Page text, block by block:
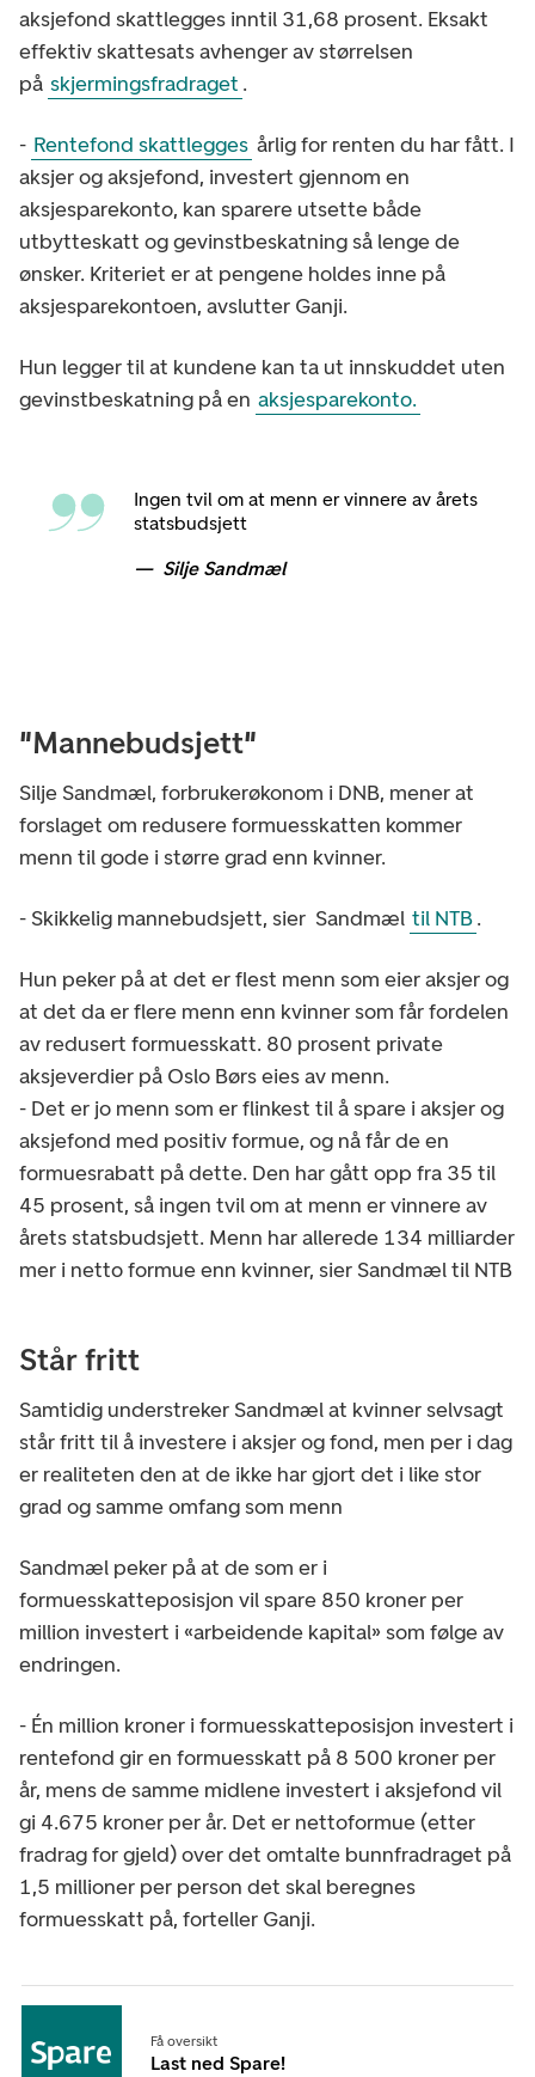
aksjefond skattlegges inntil 31,68 prosent. Eksakt
effektiv skattesats avhenger av størrelsen
på skjermingsfradraget .
- Rentefond skattlegges årlig for renten du har fått. I
aksjer og aksjefond, investert gjennom en
aksjesparekonto, kan sparere utsette både
utbytteskatt og gevinstbeskatning så lenge de
ønsker. Kriteriet er at pengene holdes inne på
aksjesparekontoen, avslutter Ganji.
Hun legger til at kundene kan ta ut innskuddet uten
gevinstbeskatning på en aksjesparekonto.
Ingen tvil om at menn er vinnere av årets
statsbudsjett
Silje Sandmæl
"Mannebudsjett"
Silje Sandmæl, forbrukerøkonom i DNB, mener at
forslaget om redusere formuesskatten kommer
menn til gode i større grad enn kvinner.
- Skikkelig mannebudsjett, sier Sandmæl til NTB.
Hun peker på at det er flest menn som eier aksjer og
at det da er flere menn enn kvinner som får fordelen
av redusert formuesskatt. 80 prosent private
aksjeverdier på Oslo Børs eies av menn.
- Det er jo menn som er flinkest til å spare i aksjer og
aksjefond med positiv formue, og nå får de en
formuesrabatt på dette. Den har gått opp fra 35 til
45 prosent, så ingen tvil om at menn er vinnere av
årets statsbudsjett. Menn har allerede 134 milliarder
mer i netto formue enn kvinner, sier Sandmæl til NTB
Står fritt
Samtidig understreker Sandmæl at kvinner selvsagt
står fritt til å investere i aksjer og fond, men per i dag
er realiteten den at de ikke har gjort det i like stor
grad og samme omfang som menn
Sandmæl peker på at de som er i
formuesskatteposisjon vil spare 850 kroner per
million investert i «arbeidende kapital» som følge av
endringen.
- Én million kroner i formuesskatteposisjon investert i
rentefond gir en formuesskatt på 8 500 kroner per
år, mens de samme midlene investert i aksjefond vil
gi 4.675 kroner per år. Det er nettoformue (etter
fradrag for gjeld) over det omtalte bunnfradraget på
1,5 millioner per person det skal beregnes
formuesskatt på, forteller Ganji.
Få oversikt
Last ned Spare!